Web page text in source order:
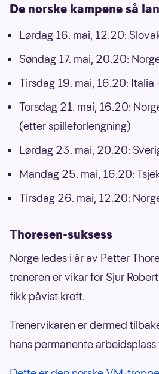
De norske kampene så
Lørdag 16. mai, 12.20:
Søndag 17. mai, 20.20:
Tirsdag 19. mai, 16.20:
Torsdag 21. mai, 16.20:
(etter spilleforlengning)
Lørdag 23. mai, 20.20:
Mandag 25. mai, 16.20:
Tirsdag 26. mai, 12.20:
Thoresen-suksess
Norge ledes i år av Petter
treneren er vikar for Sjur
fikk påvist kreft.
Trenervikaren er dermed
hans permanente